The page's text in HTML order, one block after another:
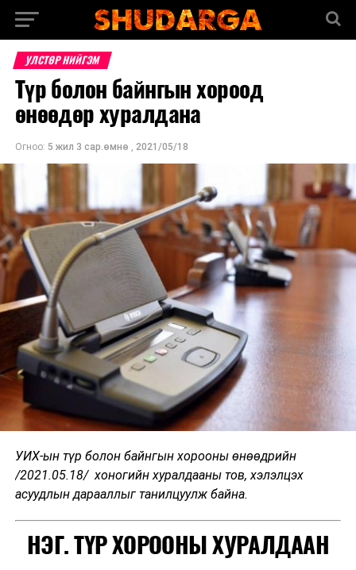
УЛСТӨР НИЙГЭМ
Түр болон байнгын хороод
өнөөдөр хуралдана
Огноо: 5 жил 3 сар.өмнө , 2021/05/18
УИХ-ын түр болон байнгын хорооны өнөөдрийн
/2021.05.18/ хоногийн хуралдааны тов, хэлэлцэх
асуудлын дарааллыг танилцуулж байна.
НЭГ. ТҮР ХОРООНЫ ХУРАЛДААН